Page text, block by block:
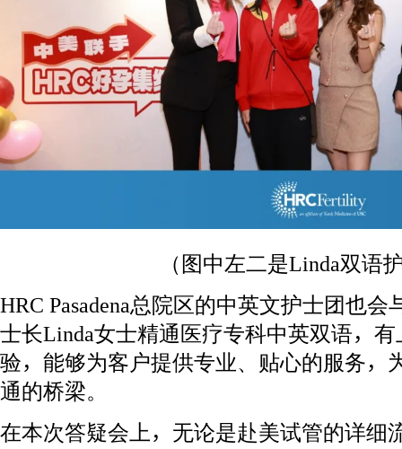
（图中左二是Linda双语
HRC Pasadena总院区的中英文护士团也
士长Linda女士精通医疗专科中英双语，
验，能够为客户提供专业、贴心的服务，
通的桥梁。
在本次答疑会上，无论是赴美试管的详细